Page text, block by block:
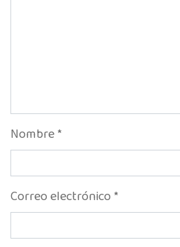
Nombre*
Correo electrónico*